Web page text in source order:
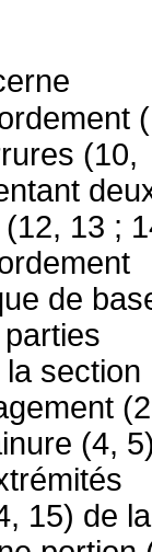
(10,
13 ;
de
section
(4,
15) de la